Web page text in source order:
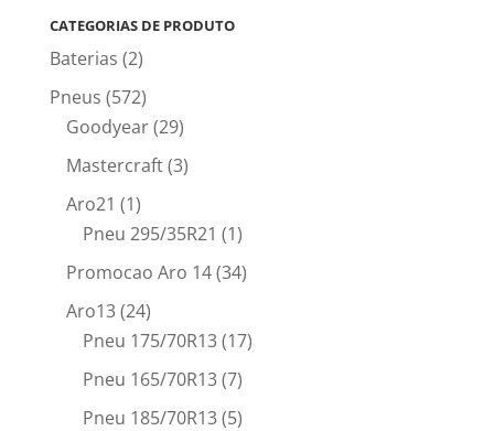
CATEGORIAS DE PRODUTO
Baterias (2)
Pneus (572)
Goodyear(29)
Mastercraft(3)
Aro21 (1)
Pneu 295/35R21 (1)
Promocao Aro 14(34)
Aro13(24)
Pneu 175/70R13(17)
Pneu 165/70R13(7)
Pneu 185/70R13(5)